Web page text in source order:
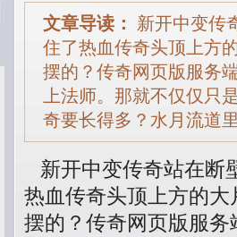
文章导读：
新开中变传
住了热血传奇头顶上方
摆的？传奇网页版服务
上法师。那就不仅仅只
奇要长得多？水月流道
新开中变传奇站在断
热血传奇头顶上方的
摆的？传奇网页版服